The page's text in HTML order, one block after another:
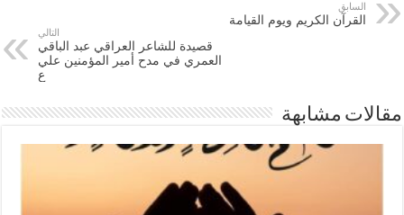
السابق
القرآن الكريم ويوم القيامة
التالي
قصيدة للشاعر العراقي عبد الباقي
العمري في مدح أمير المؤمنين علي
ع
مقالات مشابهة